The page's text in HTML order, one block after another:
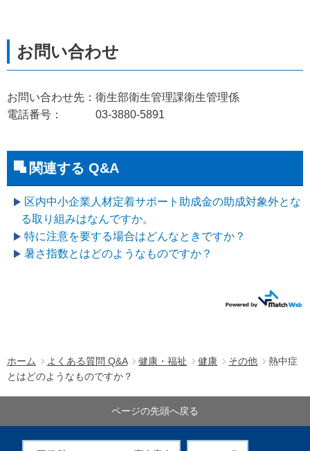
ホーム よくある質問 Q&A 健康・福祉 健康 その他
熱中症
とはどのようなものですか？
お問い合わせ先：衛生部衛生管理課衛生管理係
電話番号： 03-3880-5891
関連する Q&A
区内中小企業人材定着サポート助成金の助成対象外とな
る取り組みはなんですか。
特に注意を要する場合はどんなときですか？
暑さ指数とはどのようなものですか？
ページの先頭へ戻る